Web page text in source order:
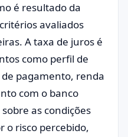
é resultado da
avaliados
A taxa de juros é
como perfil de
pagamento, renda
com o banco
as condições
o risco percebido,